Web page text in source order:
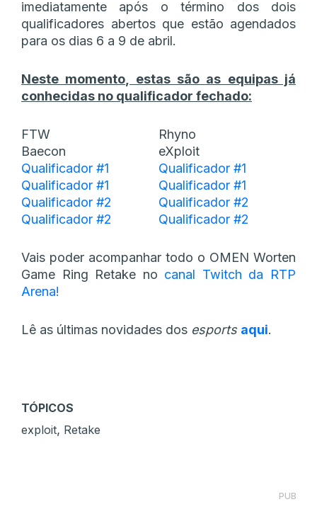
imediatamente após o término dos dois
qualificadores abertos que estão agendados
para os dias 6 a 9 de abril.
Neste momento, estas são as equipas já
conhecidas no qualificador fechado:
FTW
Rhyno
Baecon
eXploit
Qualificador #1
Qualificador #1
Qualificador #1
Qualificador #1
Qualificador #2
Qualificador #2
Qualificador #2
Qualificador #2
Vais poder acompanhar todo o OMEN Worten
Game Ring Retake no canal Twitch da RTP
Arena!
Lê as últimas novidades dos esports aqui.
TÓPICOS
exploit, Retake
PUB